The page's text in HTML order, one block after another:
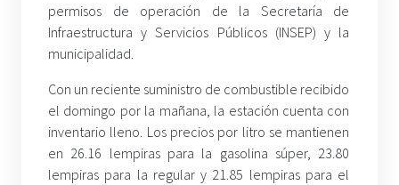
permisos de operación de la Secretaría de
Infraestructura y Servicios Públicos (INSEP) y la
municipalidad.
Con un reciente suministro de combustible recibido
el domingo por la mañana, la estación cuenta con
inventario lleno. Los precios por litro se mantienen
en 26.16 lempiras para la gasolina súper, 23.80
lempiras para la regular y 21.85 lempiras para el